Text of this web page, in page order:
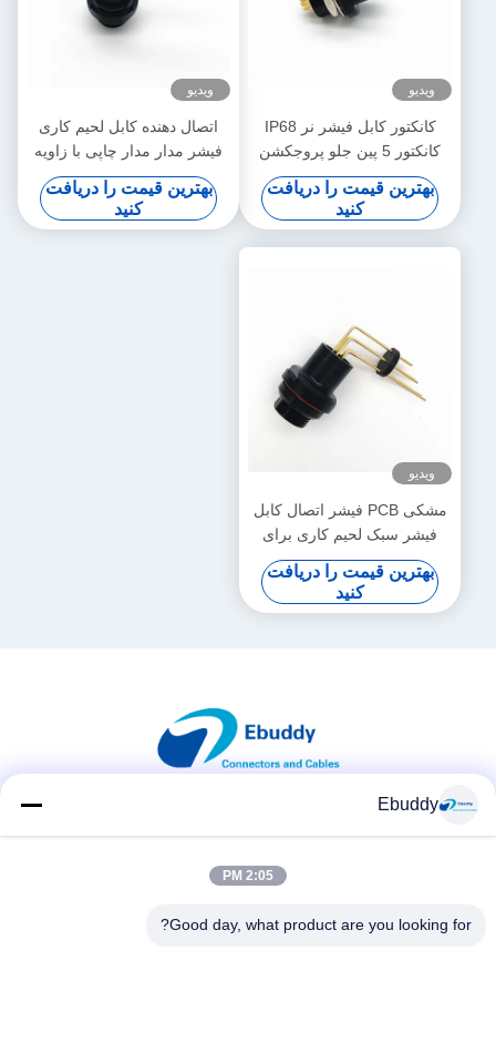
ویدیو
کانکتور کابل فیشر نر IP68
کانکتور 5 پین جلو پروجکشن
بهترین قیمت را دریافت
کنید
ویدیو
اتصال دهنده کابل لحیم کاری
فیشر مدار مدار چاپی با زاویه
راست برای پنل واقعی
بهترین قیمت را دریافت
کنید
ویدیو
مشکی PCB فیشر اتصال کابل
فیشر سبک لحیم کاری برای
استفاده سنگین
بهترین قیمت را دریافت
کنید
تماس سریع
Ebuddy
2:05 PM
Good day, what product are you looking for?